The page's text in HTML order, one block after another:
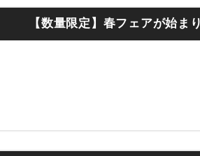
【数量限定】春フェアが始ま